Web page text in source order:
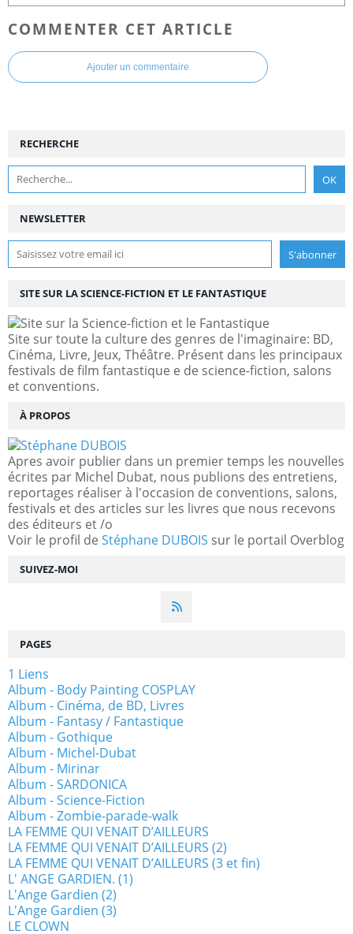
COMMENTER CET ARTICLE
Ajouter un commentaire
NEWSLETTER
SUIVEZ-MOI
RECHERCHE
SITE SUR LA SCIENCE-FICTION ET LE FANTASTIQUE
Site sur toute la culture des genres de l'imaginaire: BD,
Cinéma, Livre, Jeux, Théâtre. Présent dans les principaux
festivals de film fantastique e de science-fiction, salons
et conventions.
À PROPOS
Apres avoir publier dans un premier temps les nouvelles
écrites par Michel Dubat, nous publions des entretiens,
reportages réaliser à l'occasion de conventions, salons,
festivals et des articles sur les livres que nous recevons
des éditeurs et /o
Voir le profil de Stéphane DUBOIS sur le portail Overblog
PAGES
1 Liens
Album - Body Painting COSPLAY
Album - Cinéma, de BD, Livres
Album - Fantasy / Fantastique
Album - Gothique
Album - Michel-Dubat
Album - Mirinar
Album - SARDONICA
Album - Science-Fiction
Album - Zombie-parade-walk
LA FEMME QUI VENAIT D’AILLEURS
LA FEMME QUI VENAIT D’AILLEURS (2)
LA FEMME QUI VENAIT D’AILLEURS (3 et fin)
L' ANGE GARDIEN. (1)
L'Ange Gardien (2)
L'Ange Gardien (3)
LE CLOWN